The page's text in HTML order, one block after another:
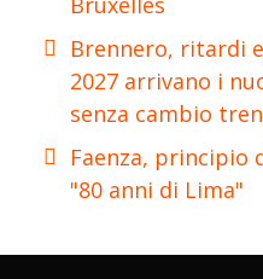
Brennero, ritardi
2027 arrivano i
senza cambio
Faenza, principio
"80 anni di Lima"